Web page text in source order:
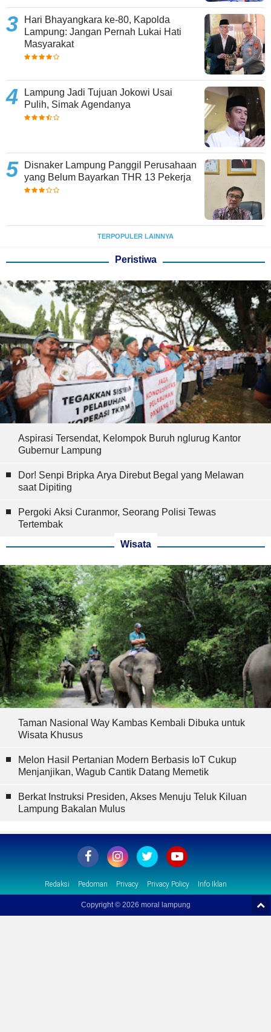
Hari Bhayangkara ke-80, Kapolda
Lampung: Jangan Pernah Lukai Hati
Masyarakat
Lampung Jadi Tujuan Jokowi Usai
Pulih, Simak Agendanya
Disnaker Lampung Panggil Perusahaan
yang Belum Bayarkan THR 13 Pekerja
TERPOPULER LAINNYA
Peristiwa
Aspirasi Tersendat, Kelompok Buruh nglurug Kantor
Gubernur Lampung
Dor! Senpi Bripka Arya Direbut Begal yang Melawan
saat Dipiting
Pergoki Aksi Curanmor, Seorang Polisi Tewas
Tertembak
Wisata
Taman Nasional Way Kambas Kembali Dibuka untuk
Wisata Khusus
Melon Hasil Pertanian Modern Berbasis IoT Cukup
Menjanjikan, Wagub Cantik Datang Memetik
Berkat Instruksi Presiden, Akses Menuju Teluk Kiluan
Lampung Bakalan Mulus
Redaksi Pedoman Privacy Privacy Policy Info Iklan
Copyright © 2026 moral lampung